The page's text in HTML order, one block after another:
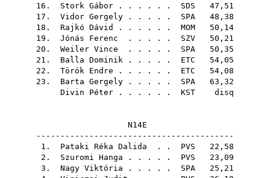
16. Stork Gábor . . . . . . SDS 47,51
17. Vidor Gergely . . . . . SPA 48,38
18. Rajkó Dávid . . . . . . MOM 50,14
19. Jónás Ferenc . . . . . SZV 50,21
20. Weiler Vince . . . . . SPA 50,35
21. Balla Dominik . . . . . ETC 54,05
22. Török Endre . . . . . . ETC 54,08
23. Barta Gergely . . . . . SPA 63,32
Divin Péter . . . . . . KST disq
N14E
-----------------------------------------
1. Pataki Réka Dalida . . PVS 22,58
2. Szuromi Hanga . . . . . PVS 23,09
3. Nagy Viktória . . . . . SPA 25,21